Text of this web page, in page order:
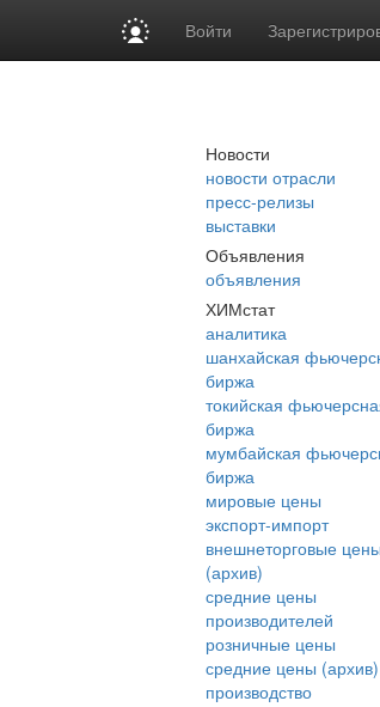
Войти
Новости
новости отрасли
пресс-релизы
выставки
Объявления
объявления
ХИМстат
аналитика
шанхайская
биржа
токийская
биржа
мумбайская
биржа
мировые цены
экспорт-импорт
внешнеторговые
(архив)
средние цены
производителей
розничные цены
средние цены (архив)
производство